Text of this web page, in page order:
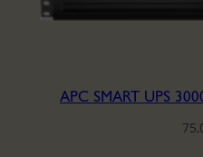
APC SMART UPS